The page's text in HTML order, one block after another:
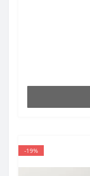
-19%